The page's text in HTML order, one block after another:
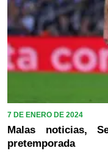
7 DE ENERO DE 2024
Malas noticias,
pretemporada